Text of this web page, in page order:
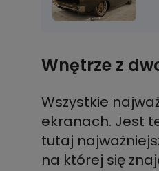
Wnętrze z
Wszystkie
ekranach. Jest
tutaj
na której się